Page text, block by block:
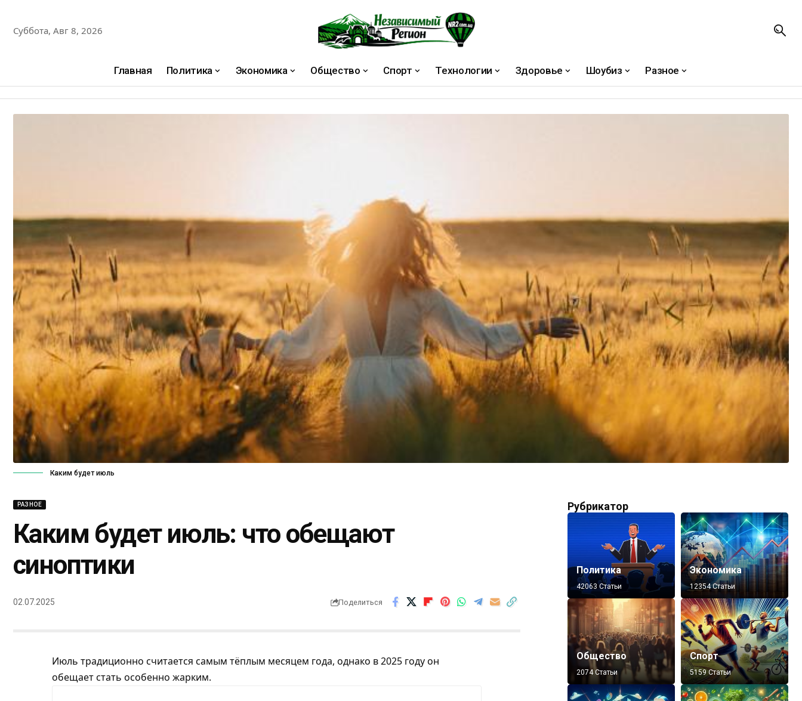
Суббота, Авг 8, 2026
Главная Политика Экономика Общество Спорт Технологии Здоровье Шоубиз Разное
Каким будет июль
РАЗНОЕ
Каким будет июль: что обещают
синоптики
02.07.2025 Поделиться
Июль традиционно считается самым тёплым месяцем года, однако в 2025 году он
обещает стать особенно жарким.
Рубрикатор
Политика
42063 Статьи
Экономика
12354 Статьи
Общество
2074 Статьи
Спорт
5159 Статьи